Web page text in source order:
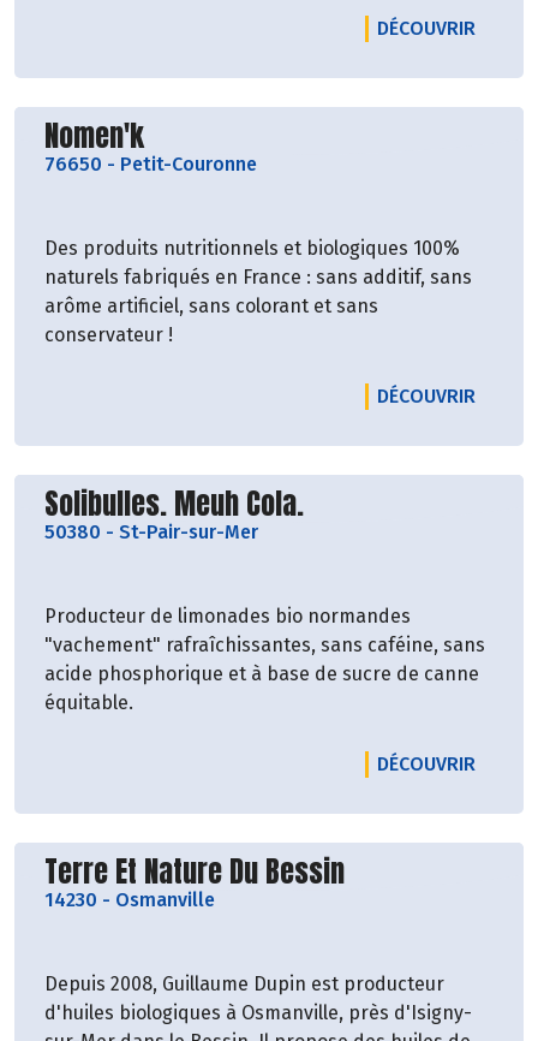
DÉCOUVRIR
Découvrir le producteur
Nomen'k
76650 - Petit-Couronne
Des produits nutritionnels et biologiques 100%
naturels fabriqués en France : sans additif, sans
arôme artificiel, sans colorant et sans
conservateur !
DÉCOUVRIR
Découvrir le producteur
Solibulles. Meuh Cola.
50380 - St-Pair-sur-Mer
Producteur de limonades bio normandes
"vachement" rafraîchissantes, sans caféine, sans
acide phosphorique et à base de sucre de canne
équitable.
DÉCOUVRIR
Découvrir le producteur
Terre Et Nature Du Bessin
14230 - Osmanville
Depuis 2008, Guillaume Dupin est producteur
d'huiles biologiques à Osmanville, près d'Isigny-